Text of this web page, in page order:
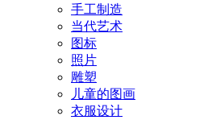
手工制造
当代艺术
图标
照片
雕塑
儿童的图画
衣服设计